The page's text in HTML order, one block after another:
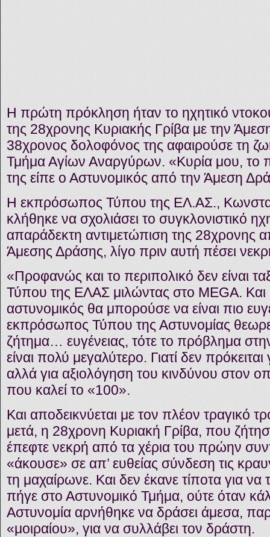
Η πρώτη πρόκληση ήταν το ηχητικό
της 28χρονης Κυριακής Γρίβα με την
38χρονος δολοφόνος της αφαιρούσε τη
Τμήμα Αγίων Αναργύρων. «Κυρία μου, το
της είπε ο Αστυνομικός από την Άμεση
Η εκπρόσωπος Τύπου της ΕΛ.ΑΣ.,
κλήθηκε να σχολιάσει το συγκλονιστικό
απαράδεκτη αντιμετώπιση της 28χρονης
Άμεσης Δράσης, λίγο πριν αυτή πέσει
«Προφανώς και το περιπολικό δεν είναι
Τύπου της ΕΛΑΣ μιλώντας στο MEGA.
αστυνομικός θα μπορούσε να είναι πιο
εκπρόσωπος Τύπου της Αστυνομίας θεωρεί
ζήτημα… ευγένειας, τότε το πρόβλημα
είναι πολύ μεγαλύτερο. Γιατί δεν
αλλά για αξιολόγηση του κινδύνου στον
που καλεί το «100».
Και αποδεικνύεται με τον πλέον τραγικό
μετά, η 28χρονη Κυριακή Γρίβα, που
έπεφτε νεκρή από τα χέρια του πρώην
«άκουσε» σε απ’ ευθείας σύνδεση τις
τη μαχαίρωνε. Και δεν έκανε τίποτα για να
πήγε στο Αστυνομικό Τμήμα, ούτε όταν
Αστυνομία αρνήθηκε να δράσει άμεσα,
«μοιραίου», για να συλλάβει τον δράστη.